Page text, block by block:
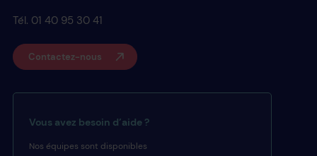
Tél. 01 40 95 30 41
Contactez-nous
Vous avez besoin d’aide ?
Nos équipes sont disponibles